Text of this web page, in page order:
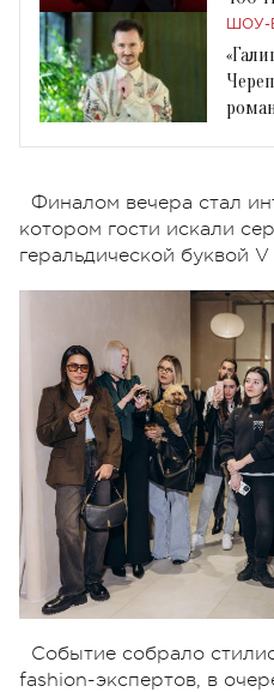
ШОУ-
Финалом вечера стал
котором гости искали
геральдической буквой
Событие собрало
fashion-экспертов, в